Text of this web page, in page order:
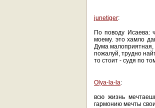
junetiger:
По поводу Исаева:
моему. это хамло
Дума
пожалуй, трудно
то стоит - судя по
Olya-la-la:
всю жизнь
гармонию мечты